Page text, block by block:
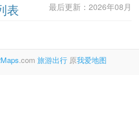
表 最后更新：2026年08月
.com 旅游出行原我爱地图